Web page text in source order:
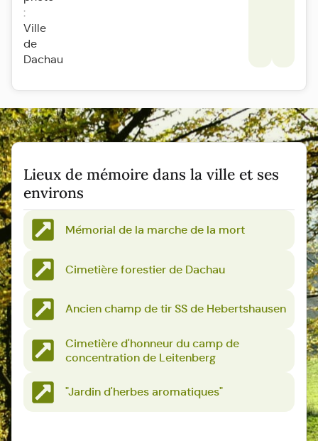
:
Ville
de
Dachau
Lieux de mémoire dans la ville et ses
environs
Mémorial de la marche de la mort
Cimetière forestier de Dachau
Ancien champ de tir SS de Hebertshausen
Cimetière d'honneur du camp de
concentration de Leitenberg
"Jardin d'herbes aromatiques"